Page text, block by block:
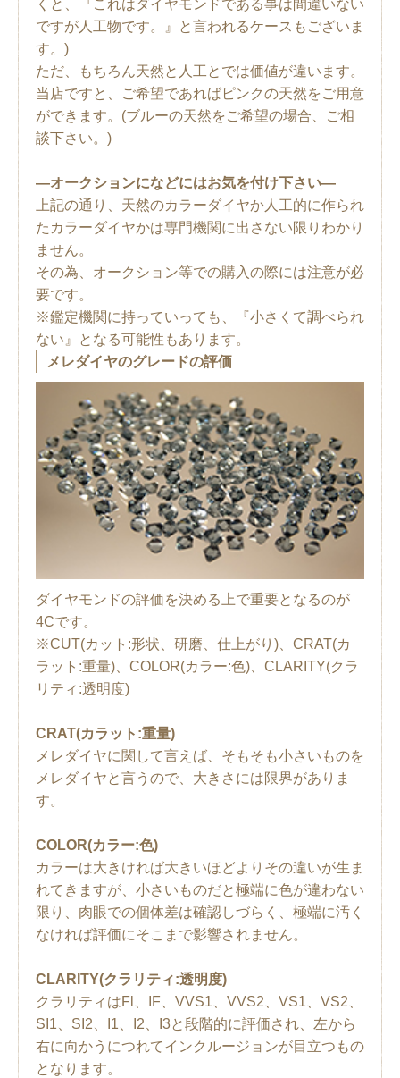
くと、『これはダイヤモンドである事は間違いない
ですが人工物です。』と言われるケースもございま
す。)
ただ、もちろん天然と人工とでは価値が違います。
当店ですと、ご希望であればピンクの天然をご用意
ができます。(ブルーの天然をご希望の場合、ご相
談下さい。)
―オークションになどにはお気を付け下さい―
上記の通り、天然のカラーダイヤか人工的に作られ
たカラーダイヤかは専門機関に出さない限りわかり
ません。
その為、オークション等での購入の際には注意が必
要です。
※鑑定機関に持っていっても、『小さくて調べられ
ない』となる可能性もあります。
メレダイヤのグレードの評価
ダイヤモンドの評価を決める上で重要となるのが
4Cです。
※CUT(カット:形状、研磨、仕上がり)、CRAT(カ
ラット:重量)、COLOR(カラー:色)、CLARITY(クラ
リティ:透明度)
CRAT(カラット:重量)
メレダイヤに関して言えば、そもそも小さいものを
メレダイヤと言うので、大きさには限界がありま
す。
COLOR(カラー:色)
カラーは大きければ大きいほどよりその違いが生ま
れてきますが、小さいものだと極端に色が違わない
限り、肉眼での個体差は確認しづらく、極端に汚く
なければ評価にそこまで影響されません。
CLARITY(クラリティ:透明度)
クラリティはFl、IF、VVS1、VVS2、VS1、VS2、
SI1、SI2、I1、I2、I3と段階的に評価され、左から
右に向かうにつれてインクルージョンが目立つもの
となります。